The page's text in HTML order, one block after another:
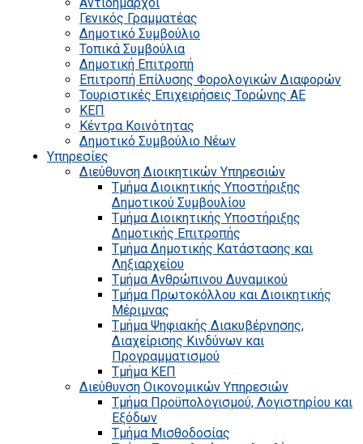
Γενικός Γραμματέας
Δημοτικό Συμβούλιο
Τοπικά Συμβούλια
Δημοτική Επιτροπή
Επιτροπή Επίλυσης Φορολογικών Διαφορών
Τουριστικές Επιχειρήσεις Τορώνης ΑΕ
ΚΕΠ
Κέντρα Κοινότητας
Δημοτικό Συμβούλιο Νέων
Υπηρεσίες
Διεύθυνση Διοικητικών Υπηρεσιών
Τμήμα Διοικητικής Υποστήριξης
Δημοτικού Συμβουλίου
Τμήμα Διοικητικής Υποστήριξης
Δημοτικής Επιτροπής
Τμήμα Δημοτικής Κατάστασης και
Ληξιαρχείου
Τμήμα Ανθρώπινου Δυναμικού
Τμήμα Πρωτοκόλλου και Διοικητικής
Μέριμνας
Τμήμα Ψηφιακής Διακυβέρνησης,
Διαχείρισης Κινδύνων και
Προγραμματισμού
Τμήμα ΚΕΠ
Διεύθυνση Οικονομικών Υπηρεσιών
Τμήμα Προϋπολογισμού, Λογιστηρίου και
Εξόδων
Τμήμα Μισθοδοσίας